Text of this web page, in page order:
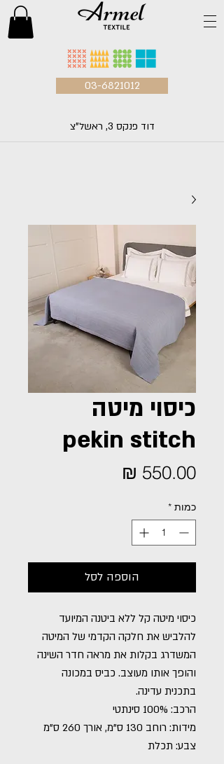
03-6821012
דוד פנקס 3, ראשל"צ
כיסוי מיטה
pekin stitch
כמות *
הוספה לסל
כיסוי מיטה קל ללא ביטנה המיועד
להלביש את חלקה הקדמי של המיטה
המשדרג בקלות את מראה חדר השינה
והופך אותו מעוצב. כביס במכונה
בתכנית עדינה.
הרכב: 100% סינתטי
מידות: רוחב 130 ס"מ, אורך 260 ס"מ
צבע: תכלת